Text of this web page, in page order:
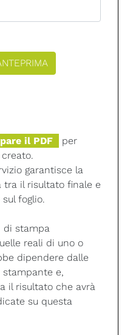
il PDF
per
garantisce la
tra il risultato finale e
foglio.
di stampa
reali di uno o
dipendere dalle
stampante e,
il risultato che avrà
su questa